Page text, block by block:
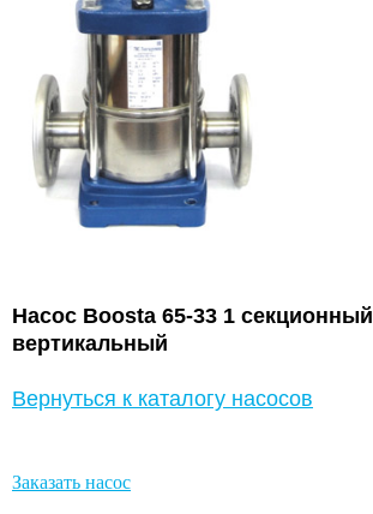
Насос Boosta 65-33 1 секционный
вертикальный
Вернуться к каталогу насосов
Заказать насос